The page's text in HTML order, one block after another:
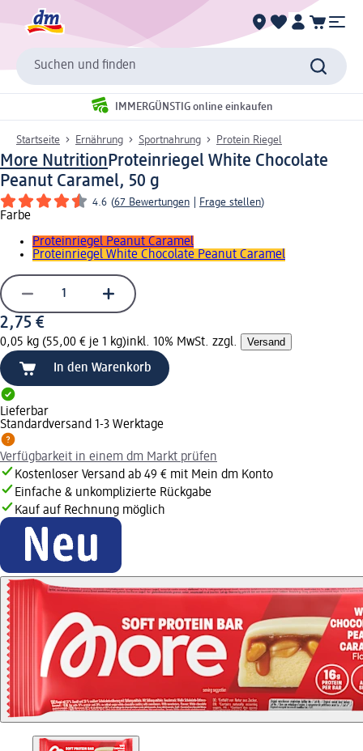
Suchen und finden
IMMERGÜNSTIG online einkaufen
Startseite Ernährung Sportnahrung Protein Riegel
More NutritionProteinriegel White Chocolate
Peanut Caramel, 50 g
4.6 (67 Bewertungen Frage stellen)
Farbe
Proteinriegel Peanut Caramel
Proteinriegel White Chocolate Peanut Caramel
2,75 €
0,05 kg (55,00 € je 1 kg)inkl. 10% MwSt. zzgl. Versand
In den Warenkorb
Lieferbar
Standardversand 1-3 Werktage
Verfügbarkeit in einem dm Markt prüfen
Kostenloser Versand ab 49 € mit Mein dm Konto
Einfache & unkomplizierte Rückgabe
Kauf auf Rechnung möglich